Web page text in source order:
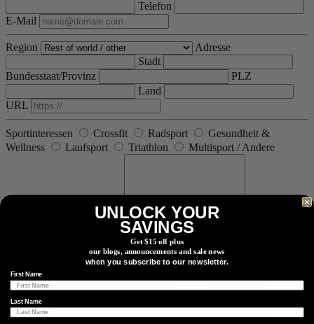
Telefon
E-Mail
Region
Adresse
Stadt
Bundesstaat/Provinz
PLZ
Land
URL
Sportinteressen Crossfit Radsport
Gesundheit &
Wellness
Laufsport Triathlon Multisport / Andere
Zusätzliche Informationen
Möchten Sie mehr Informationen über 4iiii?
UNLOCK YOUR
SAVINGS
Get $15 off plus
our blogs, announcements and sale news
when you subscribe to our newsletter.
First Name
Last Name